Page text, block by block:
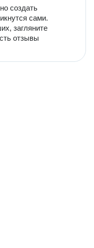
создать
сами.
загляните
отзывы